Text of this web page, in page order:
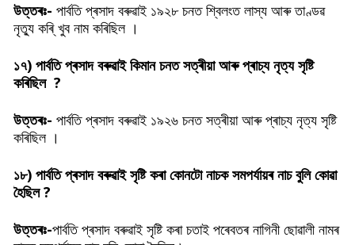
উত্তৰঃ- পাৰ্বতি প্ৰসাদ বৰুৱাই ১৯২৮ চনত শ্বিলংত লাস্য আৰু তাণ্ডৱ
নৃত্যু কৰি্ খুব নাম কৰিছিল ।
১৭) পাৰ্বতি প্ৰসাদ বৰুৱাইকিমান চনত সত্ৰীয়া আৰু প্ৰাচ্য নৃত্য সৃষ্টি
কৰিছিল ?
উত্তৰঃ- পাৰ্বতি প্ৰসাদ বৰুৱাই ১৯২৬ চনত সত্ৰীয়া আৰু প্ৰাচ্য নৃত্য সৃষ্টি
কৰিছিল ।
১৮) পাৰ্বতি প্ৰসাদ বৰুৱাই সৃষ্টি কৰা কোনটো নাচক সমপৰ্যায়ৰ নাচ বুলি কোৱা
হৈছিল ?
উত্তৰঃ-পাৰ্বতি প্ৰসাদ বৰুৱাই সৃষ্টি কৰা চতাই পৰেবতৰ নাগিনী ছোৱালী নামৰ